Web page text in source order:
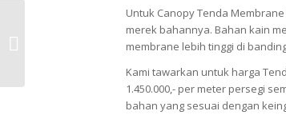
Untuk Canopy Tenda
merek bahannya. Bahan kain
membrane lebih tinggi di
Kami tawarkan untuk harga
1.450.000,- per meter persegi
bahan yang sesuai dengan
Jasa Pasang Canopy, Tenda
Membrane, Awning, dan